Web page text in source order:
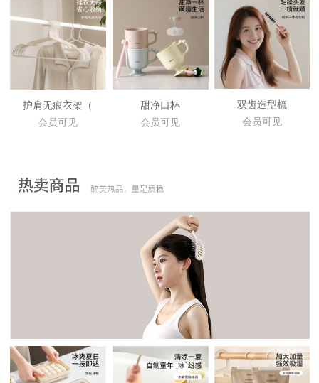
护肩无痕衣架（
会员可见
甜净口杯
会员可见
双齿造型梳
会员可见